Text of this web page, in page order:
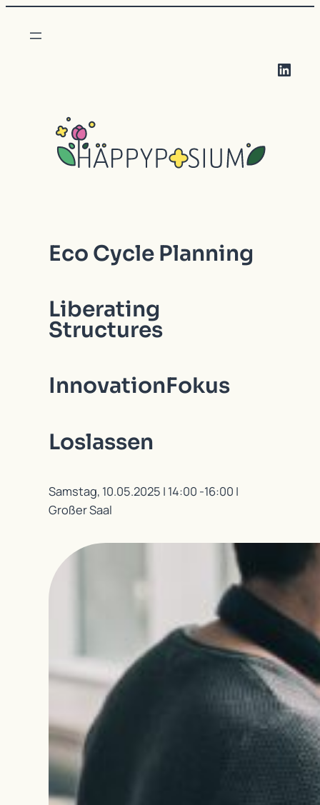
LinkedIn
Eco Cycle Planning
Liberating
Structures
InnovationFokus
Loslassen
Samstag, 10.05.2025 | 14:00 -16:00 |
Großer Saal